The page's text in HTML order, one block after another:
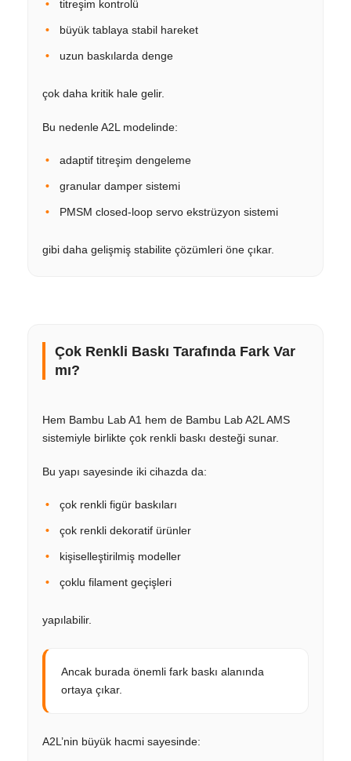
titreşim kontrolü
büyük tablaya stabil hareket
uzun baskılarda denge
çok daha kritik hale gelir.
Bu nedenle A2L modelinde:
adaptif titreşim dengeleme
granular damper sistemi
PMSM closed-loop servo ekstrüzyon sistemi
gibi daha gelişmiş stabilite çözümleri öne çıkar.
Çok Renkli Baskı Tarafında Fark Var
mı?
Hem Bambu Lab A1 hem de Bambu Lab A2L AMS
sistemiyle birlikte çok renkli baskı desteği sunar.
Bu yapı sayesinde iki cihazda da:
çok renkli figür baskıları
çok renkli dekoratif ürünler
kişiselleştirilmiş modeller
çoklu filament geçişleri
yapılabilir.
Ancak burada önemli fark baskı alanında
ortaya çıkar.
A2L’nin büyük hacmi sayesinde: